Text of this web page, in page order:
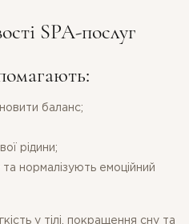
SPA-послуг
баланс;
рідини;
та нормалізують емоційний
у тілі, покращення сну та